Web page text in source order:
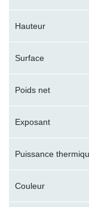
Hauteur
Surface
Poids net
Exposant
Puissance
Couleur